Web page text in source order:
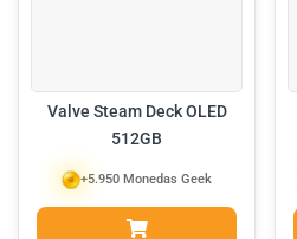
Valve Steam Deck OLED
512GB
+5.950 Monedas Geek